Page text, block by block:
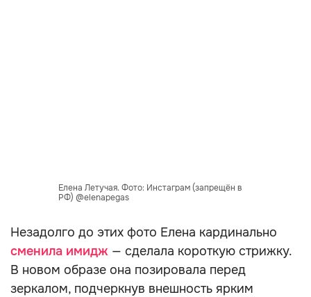
Елена Летучая. Фото: Инстаграм (запрещён в
РФ) @elenapegas
Незадолго до этих фото Елена кардинально
сменила имидж — сделала короткую стрижку.
В новом образе она позировала перед
зеркалом, подчеркнув внешность ярким